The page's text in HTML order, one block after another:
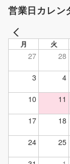
営業日カレン
月 火
27 28
3 4
10 11
17 18
24 25